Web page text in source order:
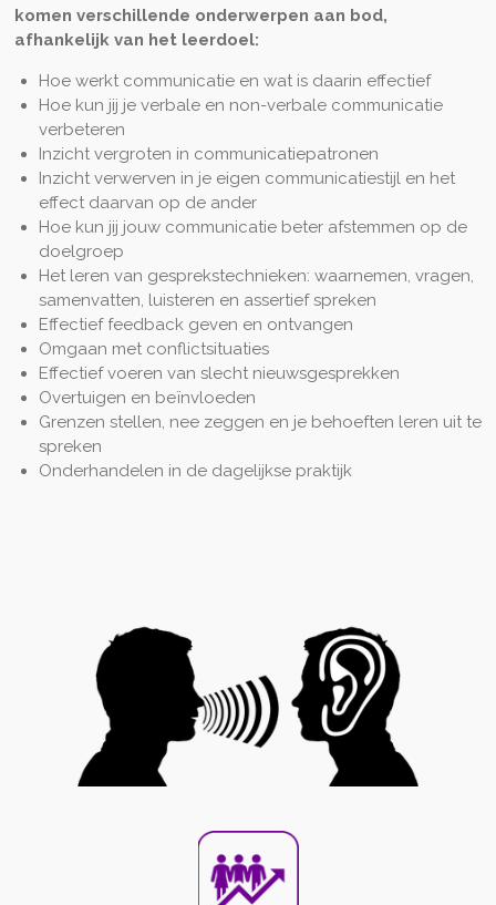
komen verschillende onderwerpen aan bod,
afhankelijk van het leerdoel:
Hoe werkt communicatie en wat is daarin effectief
Hoe kun jij je verbale en non-verbale communicatie
verbeteren
Inzicht vergroten in communicatiepatronen
Inzicht verwerven in je eigen communicatiestijl en het
effect daarvan op de ander
Hoe kun jij jouw communicatie beter afstemmen op de
doelgroep
Het leren van gesprekstechnieken: waarnemen, vragen,
samenvatten, luisteren en assertief spreken
Effectief feedback geven en ontvangen
Omgaan met conflictsituaties
Effectief voeren van slecht nieuwsgesprekken
Overtuigen en beïnvloeden
Grenzen stellen, nee zeggen en je behoeften leren uit te
spreken
Onderhandelen in de dagelijkse praktijk